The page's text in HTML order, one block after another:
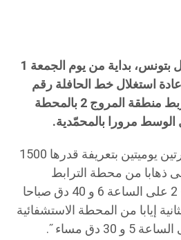
تشرع شركة النقل بتونس، بداية من يوم الجمعة 1
، في إعادة استغلال خط الحافلة رقم
24ت (C) الذي يربط منطقة المروج 2 بالمحطة
الوسط مرورا بالمحمّدية.
وسيتم تأمين سفرتين يوميتين بتعريفة قدرها 1500
ذهابا من محطة الترابط
“المنتزه” بالمروج 2 على الساعة 6 و 40 دق صباحا
إيابا من المحطة الاستشفائية
دق مساء˝.